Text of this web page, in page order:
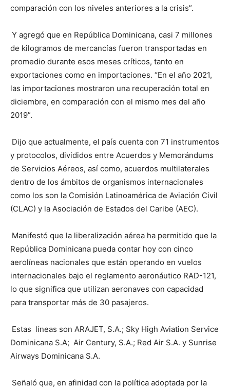
comparación con los niveles anteriores a la crisis”.
Y agregó que en República Dominicana, casi 7 millones
de kilogramos de mercancías fueron transportadas en
promedio durante esos meses críticos, tanto en
exportaciones como en importaciones. “En el año 2021,
las importaciones mostraron una recuperación total en
diciembre, en comparación con el mismo mes del año
2019”.
Dijo que actualmente, el país cuenta con 71 instrumentos
y protocolos, divididos entre Acuerdos y Memorándums
de Servicios Aéreos, así como, acuerdos multilaterales
dentro de los ámbitos de organismos internacionales
como los son la Comisión Latinoamérica de Aviación Civil
(CLAC) y la Asociación de Estados del Caribe (AEC).
Manifestó que la liberalización aérea ha permitido que la
República Dominicana pueda contar hoy con cinco
aerolíneas nacionales que están operando en vuelos
internacionales bajo el reglamento aeronáutico RAD-121,
lo que significa que utilizan aeronaves con capacidad
para transportar más de 30 pasajeros.
Estas líneas son ARAJET, S.A.; Sky High Aviation Service
Dominicana S.A; Air Century, S.A.; Red Air S.A. y Sunrise
Airways Dominicana S.A.
Señaló que, en afinidad con la política adoptada por la